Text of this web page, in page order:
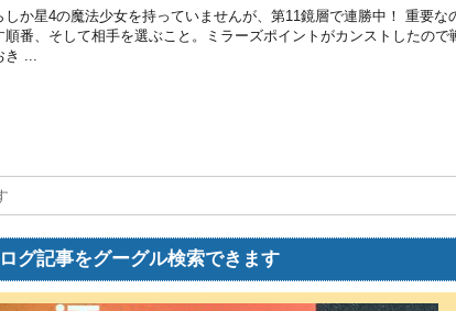
か星4の魔法少女を持っていませんが、第11鏡層で連勝中！ 重要な
順番、そして相手を選ぶこと。ミラーズポイントがカンストしたので
き ...
グ記事をグーグル検索できます